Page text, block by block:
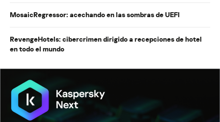
MosaicRegressor: acechando en las sombras de UEFI
RevengeHotels: cibercrimen dirigido a recepciones de hotel
en todo el mundo